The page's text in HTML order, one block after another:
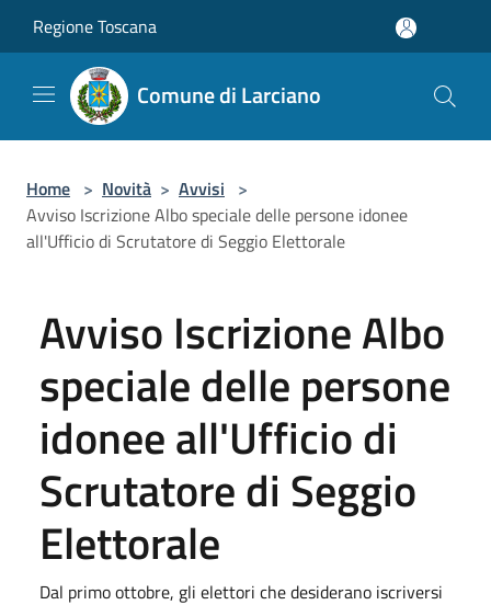
Regione Toscana
Comune di Larciano
Home > Novità > Avvisi >
Avviso Iscrizione Albo speciale delle persone idonee
all'Ufficio di Scrutatore di Seggio Elettorale
Avviso Iscrizione Albo
speciale delle persone
idonee all'Ufficio di
Scrutatore di Seggio
Elettorale
Dal primo ottobre, gli elettori che desiderano iscriversi